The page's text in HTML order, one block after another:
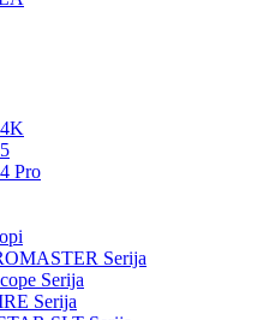
Pro
Serija
Serija
Serija